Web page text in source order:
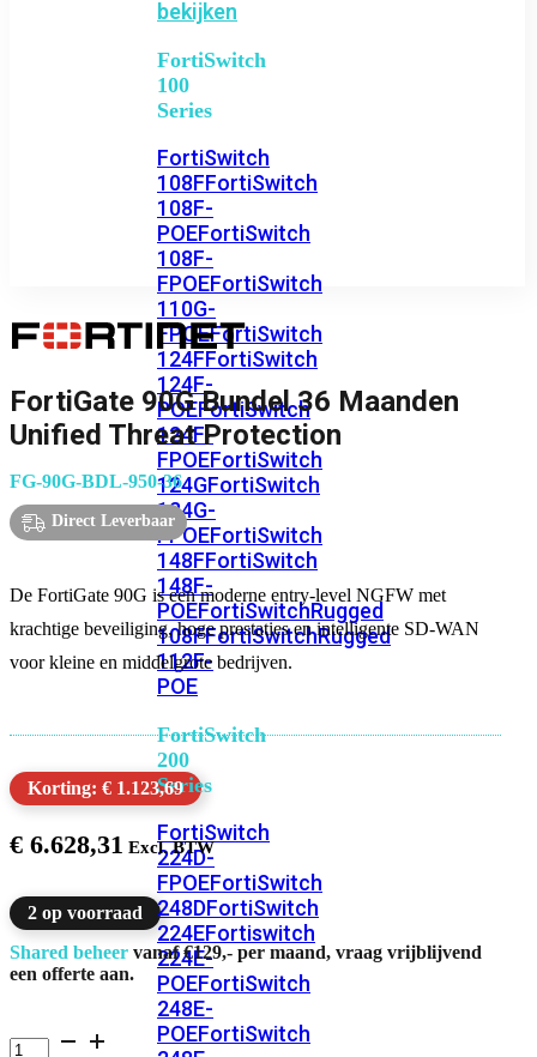
bekijken
FortiSwitch
100
Series
FortiSwitch
108FFortiSwitch
108F-
POEFortiSwitch
108F-
FPOEFortiSwitch
110G-
FPOEFortiSwitch
124FFortiSwitch
124F-
POEFortiSwitch
124F-
FPOEFortiSwitch
124GFortiSwitch
124G-
FPOEFortiSwitch
148FFortiSwitch
148F-
POEFortiSwitchRugged
108FFortiSwitchRugged
112F-
POE
FortiSwitch
200
Series
FortiSwitch
224D-
FPOEFortiSwitch
248DFortiSwitch
224EFortiswitch
224E-
POEFortiSwitch
248E-
POEFortiSwitch
FortiGate 90G Bundel 36 Maanden
Unified Threat Protection
FG-90G-BDL-950-36
Direct Leverbaar
De FortiGate 90G is een moderne entry-level NGFW met
krachtige beveiliging, hoge prestaties en intelligente SD-WAN
voor kleine en middelgrote bedrijven.
Korting: € 1.123,69
€ 6.628,31
2 op voorraad
Shared beheer vanaf €129,- per maand, vraag vrijblijvend
een offerte aan.
FortiGate